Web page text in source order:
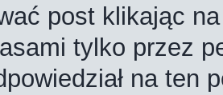
post klikając
tylko przez
na ten